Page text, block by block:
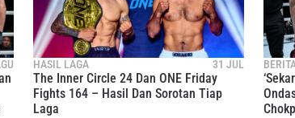
HASIL LAGA 31 JUL
The Inner Circle 24 Dan ONE Friday
Fights 164 – Hasil Dan Sorotan Tiap
Laga